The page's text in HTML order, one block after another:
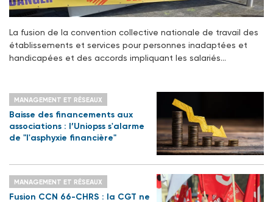
La fusion de la convention collective nationale de travail des
établissements et services pour personnes inadaptées et
handicapées et des accords impliquant les salariés…
MANAGEMENT ET RÉSEAUX
Baisse des financements aux
associations : l’Uniopss s'alarme
de "l'asphyxie financière"
MANAGEMENT ET RÉSEAUX
Fusion CCN 66-CHRS : la CGT ne